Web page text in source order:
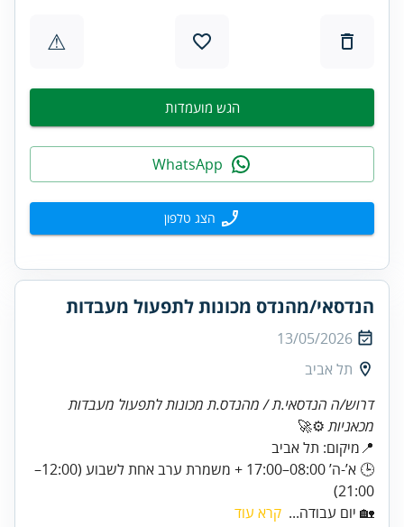
⚠
הגש מועמדות
הצג טלפון
הנדסאי/מהנדס מכונות לתפעול מעבדות
13/05/2026
תל אביב
דרוש/ה הנדסאי.ת / מהנדס.ת מכונות לתפעול מעבדות
מכאניות⚙️🚀
🕒 א’-ה’ 08:00–17:00 + משמרת ערב אחת לשבוע (12:00–
21:00)
🏡 יום עבודה... קרא עוד